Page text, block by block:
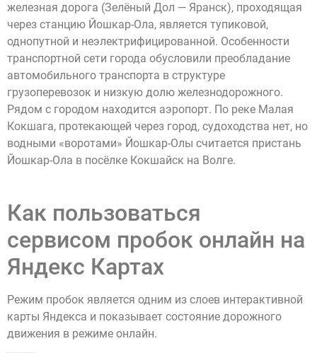
железная дорога (Зелёный Дол — Яранск), проходящая
через станцию Йошкар-Ола, является тупиковой,
однопутной и неэлектрифицированной. Особенности
транспортной сети города обусловили преобладание
автомобильного транспорта в структуре
грузоперевозок и низкую долю железнодорожного.
Рядом с городом находится аэропорт. По реке Малая
Кокшага, протекающей через город, судоходства нет, но
водными «воротами» Йошкар-Олы считается пристань
Йошкар-Ола в посёлке Кокшайск на Волге.
Как пользоваться
сервисом пробок онлайн на
Яндекс Картах
Режим пробок является одним из слоев интерактивной
карты Яндекса и показывает состояние дорожного
движения в режиме онлайн.